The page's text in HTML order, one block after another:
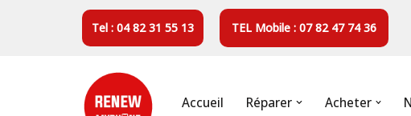
Tel : 04 82 31 55 13 TEL Mobile : 07 82 47 74 36
Accueil Réparer Acheter